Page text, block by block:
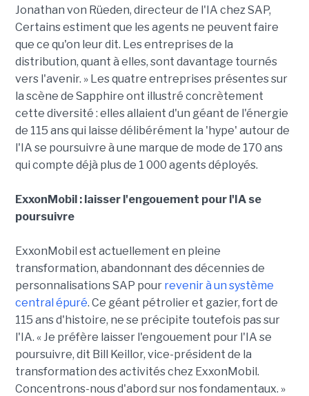
Jonathan von Rüeden, directeur de l'IA chez SAP,
Certains estiment que les agents ne peuvent faire
que ce qu'on leur dit. Les entreprises de la
distribution, quant à elles, sont davantage tournés
vers l'avenir. » Les quatre entreprises présentes sur
la scène de Sapphire ont illustré concrètement
cette diversité : elles allaient d'un géant de l'énergie
de 115 ans qui laisse délibérément la 'hype' autour de
l'IA se poursuivre à une marque de mode de 170 ans
qui compte déjà plus de 1 000 agents déployés.
ExxonMobil : laisser l'engouement pour l'IA se
poursuivre
ExxonMobil est actuellement en pleine
transformation, abandonnant des décennies de
personnalisations SAP pour revenir à un système
central épuré. Ce géant pétrolier et gazier, fort de
115 ans d'histoire, ne se précipite toutefois pas sur
l'IA. « Je préfère laisser l'engouement pour l'IA se
poursuivre, dit Bill Keillor, vice-président de la
transformation des activités chez ExxonMobil.
Concentrons-nous d'abord sur nos fondamentaux. »